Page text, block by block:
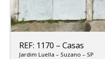
REF: 1170 – Casas
Jardim Luella – Suzano – SP